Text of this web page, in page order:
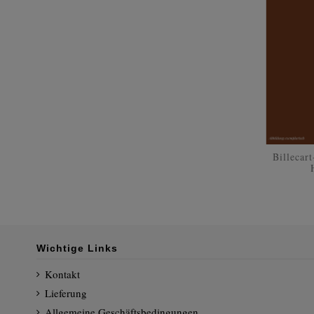
Wichtige Links
Kontakt
Lieferung